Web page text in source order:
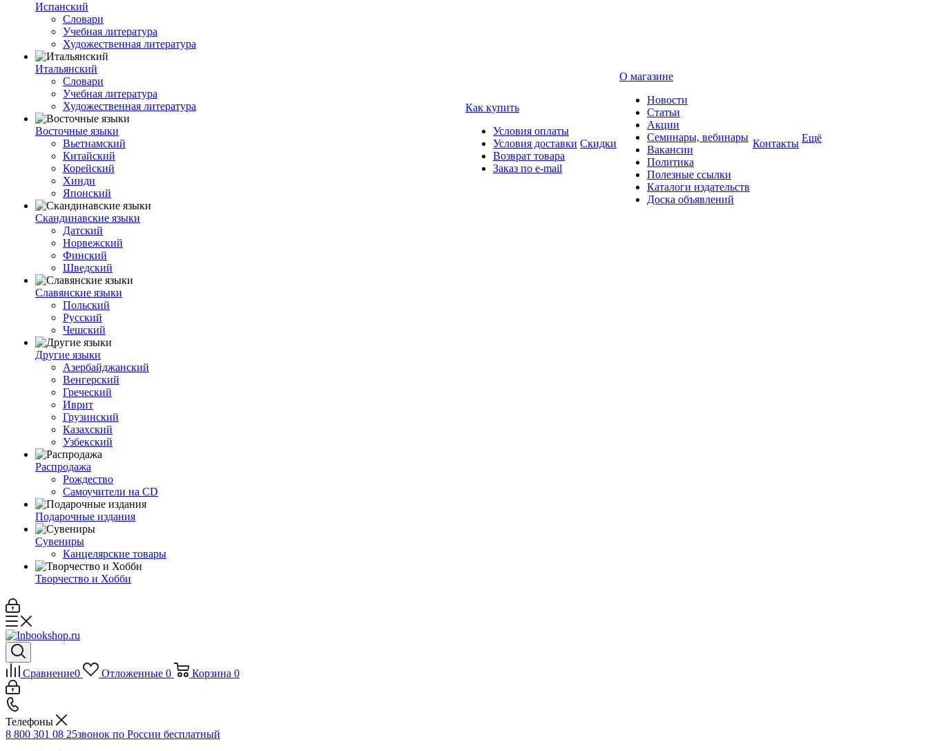
Испанский
Словари
Учебная литература
Художественная литература
Итальянский
Словари
Учебная литература
Художественная литература
Восточные языки
Вьетнамский
Китайский
Корейский
Хинди
Японский
Скандинавские языки
Датский
Норвежский
Финский
Шведский
Славянские языки
Польский
Русский
Чешский
Другие языки
Азербайджанский
Венгерский
Греческий
Иврит
Грузинский
Казахский
Узбекский
Распродажа
Рождество
Самоучители на CD
Подарочные издания
Сувениры
Канцелярские товары
Творчество и Хобби
Как купить
Условия оплаты
Условия доставки
Возврат товара
Заказ по e-mail
Скидки
О магазине
Новости
Статьи
Акции
Семинары, вебинары
Вакансии
Политика
Полезные ссылки
Каталоги издательств
Доска объявлений
Контакты Ещё
Сравнение0 Отложенные 0 Корзина 0
Телефоны
8 800 301 08 25звонок по России бесплатный